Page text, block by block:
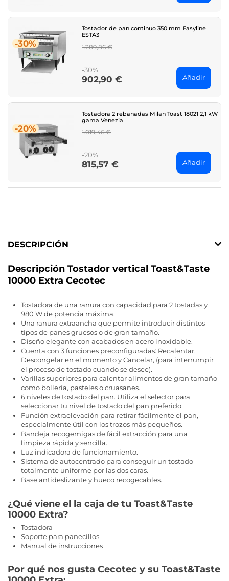
-30%
Tostador de pan continuo 350 mm Easyline
ESTA3
Regular
1.289,86 €
-30%
Price
902,90 € Añadir
-20%
Tostadora 2 rebanadas Milan Toast 18021 2,1 kW
gama Venezia
Regular
1.019,46 €
-20%
Price
815,57 € Añadir
DESCRIPCIÓN
Descripción Tostador vertical Toast&Taste
10000 Extra Cecotec
Tostadora de una ranura con capacidad para 2 tostadas y
980 W de potencia máxima.
Una ranura extraancha que permite introducir distintos
tipos de panes gruesos o de gran tamaño.
Diseño elegante con acabados en acero inoxidable.
Cuenta con 3 funciones preconfiguradas: Recalentar,
Descongelar en el momento y Cancelar, (para interrumpir
el proceso de tostado cuando se desee).
Varillas superiores para calentar alimentos de gran tamaño
como bollería, pasteles o cruasanes.
6 niveles de tostado del pan. Utiliza el selector para
seleccionar tu nivel de tostado del pan preferido
Función extraelevación para retirar fácilmente el pan,
especialmente útil con los trozos más pequeños.
Bandeja recogemigas de fácil extracción para una
limpieza rápida y sencilla.
Luz indicadora de funcionamiento.
Sistema de autocentrado para conseguir un tostado
totalmente uniforme por las dos caras.
Base antideslizante y hueco recogecables.
¿Qué viene el la caja de tu Toast&Taste
10000 Extra?
Tostadora
Soporte para panecillos
Manual de instrucciones
Por qué nos gusta Cecotec y su Toast&Taste